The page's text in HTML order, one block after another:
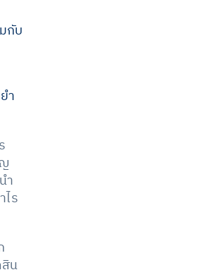
กับ
ำ
ำ
ร
น